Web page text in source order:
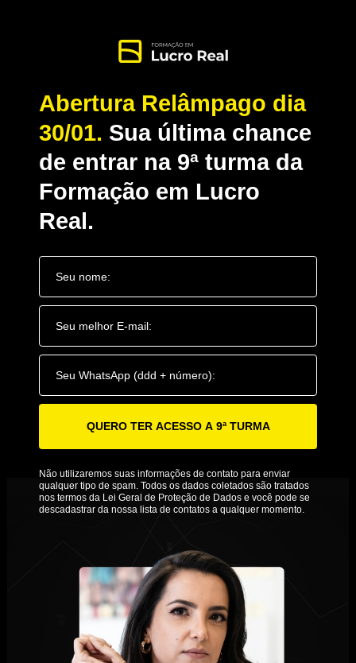
Abertura Relâmpago dia
30/01. Sua última chance
de entrar na 9ª turma da
Formação em Lucro
Real.
QUERO TER ACESSO A 9ª TURMA
Não utilizaremos suas informações de contato para enviar
qualquer tipo de spam. Todos os dados coletados são tratados
nos termos da Lei Geral de Proteção de Dados e você pode se
descadastrar da nossa lista de contatos a qualquer momento.